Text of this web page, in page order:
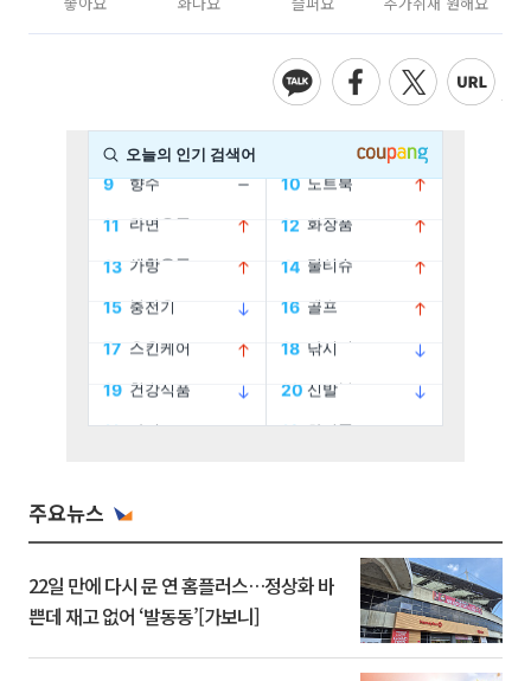
주요뉴스
22일 만에 다시 문 연 홈플러스…정상화 바
쁜데 재고 없어 ‘발동동’[가보니]